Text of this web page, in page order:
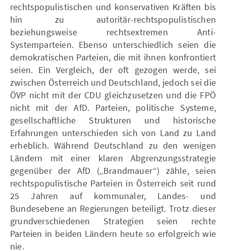
rechtspopulistischen und konservativen Kräften bis
hin zu autoritär-rechtspopulistischen
beziehungsweise rechtsextremen Anti-
Systemparteien. Ebenso unterschiedlich seien die
demokratischen Parteien, die mit ihnen konfrontiert
seien. Ein Vergleich, der oft gezogen werde, sei
zwischen Österreich und Deutschland, jedoch sei die
ÖVP nicht mit der CDU gleichzusetzen und die FPÖ
nicht mit der AfD. Parteien, politische Systeme,
gesellschaftliche Strukturen und historische
Erfahrungen unterschieden sich von Land zu Land
erheblich. Während Deutschland zu den wenigen
Ländern mit einer klaren Abgrenzungsstrategie
gegenüber der AfD („Brandmauer“) zähle, seien
rechtspopulistische Parteien in Österreich seit rund
25 Jahren auf kommunaler, Landes- und
Bundesebene an Regierungen beteiligt. Trotz dieser
grundverschiedenen Strategien seien rechte
Parteien in beiden Ländern heute so erfolgreich wie
nie.